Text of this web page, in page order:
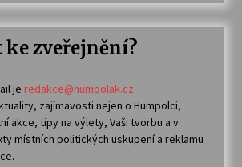
zveřejnění?
je redakce@humpolak.cz
zajímavosti nejen o Humpolci,
akce, tipy na výlety, Vaši tvorbu a v
místních politických uskupení a reklamu